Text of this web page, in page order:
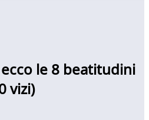
le 8 beatitudini
vizi)